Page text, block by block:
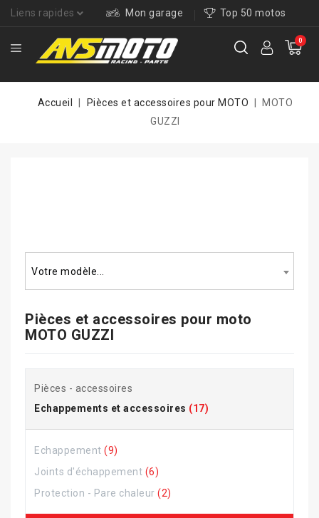
Liens rapides Mon garage Top 50 motos
0
Accueil Pièces et accessoires pour MOTO
MOTO
GUZZI
Votre modèle...
Pièces et accessoires pour moto
MOTO GUZZI
Pièces - accessoires
Echappements et accessoires (17)
Echappement (9)
Joints d'échappement (6)
Protection - Pare chaleur (2)